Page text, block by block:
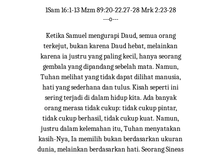
1Sam 16:1-13 Mzm 89:20-22.27-28 Mrk 2:23-28
---o---
Ketika Samuel mengurapi Daud, semua orang
terkejut, bukan karena Daud hebat, melainkan
karena ia justru yang paling kecil, hanya seorang
gembala yang dipandang sebelah mata. Namun,
Tuhan melihat yang tidak dapat dilihat manusia,
hati yang sederhana dan tulus. Kisah seperti ini
sering terjadi di dalam hidup kita. Ada banyak
orang merasa tidak cukup: tidak cukup pintar,
tidak cukup berhasil, tidak cukup kuat. Namun,
justru dalam kelemahan itu, Tuhan menyatakan
kasih-Nya, Ia memilih bukan berdasarkan ukuran
dunia, melainkan berdasarkan hati. Seorang Sineas